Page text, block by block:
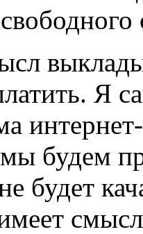
Я
будем
будет